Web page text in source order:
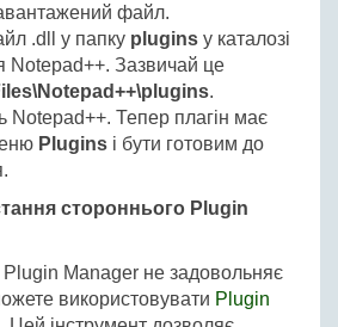
файл.
.dll у папку plugins у каталозі
Notepad++. Зазвичай це
.
Notepad++. Тепер плагін має
Plugins і бути готовим до
стороннього Plugin
Manager не задовольняє
використовувати Plugin